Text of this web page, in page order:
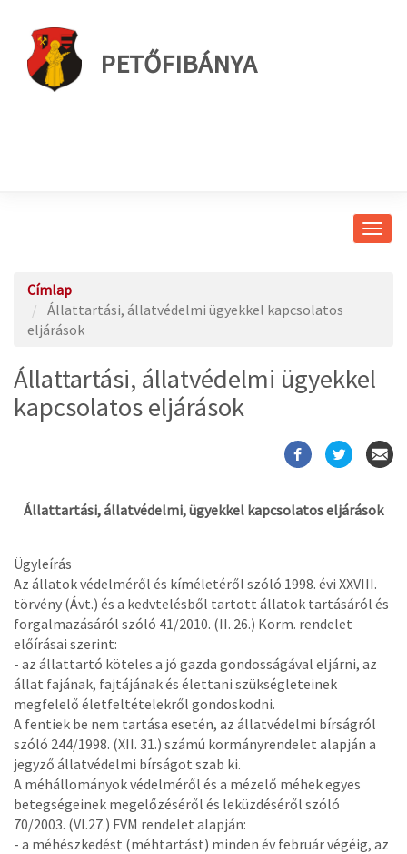
PETŐFIBÁNYA
Címlap
Állattartási, állatvédelmi ügyekkel kapcsolatos
eljárások
Állattartási, állatvédelmi ügyekkel
kapcsolatos eljárások
Állattartási, állatvédelmi, ügyekkel kapcsolatos eljárások
Ügyleírás
Az állatok védelméről és kíméletéről szóló 1998. évi XXVIII.
törvény (Ávt.) és a kedvtelésből tartott állatok tartásáról és
forgalmazásáról szóló 41/2010. (II. 26.) Korm. rendelet
előírásai szerint:
- az állattartó köteles a jó gazda gondosságával eljárni, az
állat fajának, fajtájának és élettani szükségleteinek
megfelelő életfeltételekről gondoskodni.
A fentiek be nem tartása esetén, az állatvédelmi bírságról
szóló 244/1998. (XII. 31.) számú kormányrendelet alapján a
jegyző állatvédelmi bírságot szab ki.
A méhállományok védelméről és a mézelő méhek egyes
betegségeinek megelőzéséről és leküzdéséről szóló
70/2003. (VI.27.) FVM rendelet alapján:
- a méhészkedést (méhtartást) minden év február végéig, az